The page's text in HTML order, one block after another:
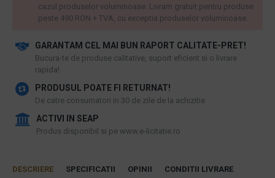
GARANTAM CEL MAI BUN RAPORT CALITATE-PRET!
​Bucura-te de produse calitative, suport eficient si o livrare
rapida!
PRODUSUL POATE FI RETURNAT!
De catre consumatori in 30 de zile de la achizitie
ACTIVI IN SEAP
Produs disponibil si pe www.e-licitatie.ro
cazul produselor voluminoase. Livram gratuit pentru produse
peste 490 RON + TVA, cu exceptia produselor voluminoase.
DESCRIERE SPECIFICATII OPINII CONDITII LIVRARE